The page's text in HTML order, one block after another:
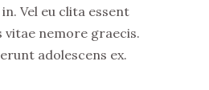
Vel eu clita essent
vitae nemore graecis.
adolescens ex.